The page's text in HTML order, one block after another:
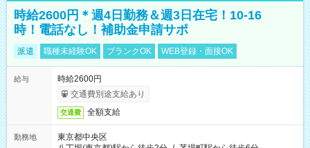
時給2600円＊週4日勤務＆週3日在宅！10-16
時！電話なし！補助金申請サポ
派遣 職種未経験OK ブランクOK WEB登録・面接OK
給与
時給2600円
交通費別途支給あり
交通費 全額支給
勤務地
東京都中央区